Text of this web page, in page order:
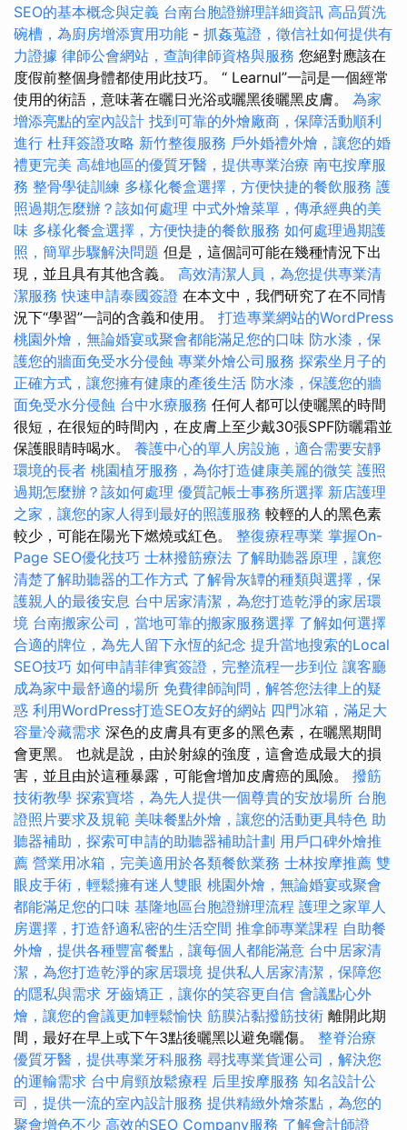
SEO的基本概念與定義 台南台胞證辦理詳細資訊 高品質洗
碗槽，為廚房增添實用功能 - 抓姦蒐證，徵信社如何提供有
力證據 律師公會網站，查詢律師資格與服務 您絕對應該在
度假前整個身體都使用此技巧。 “ Learnul”一詞是一個經常
使用的術語，意味著在曬日光浴或曬黑後曬黑皮膚。 為家
增添亮點的室內設計 找到可靠的外燴廠商，保障活動順利
進行 杜拜簽證攻略 新竹整復服務 戶外婚禮外燴，讓您的婚
禮更完美 高雄地區的優質牙醫，提供專業治療 南屯按摩服
務 整骨學徒訓練 多樣化餐盒選擇，方便快捷的餐飲服務 護
照過期怎麼辦？該如何處理 中式外燴菜單，傳承經典的美
味 多樣化餐盒選擇，方便快捷的餐飲服務 如何處理過期護
照，簡單步驟解決問題 但是，這個詞可能在幾種情況下出
現，並且具有其他含義。 高效清潔人員，為您提供專業清
潔服務 快速申請泰國簽證 在本文中，我們研究了在不同情
況下“學習”一詞的含義和使用。 打造專業網站的WordPress
桃園外燴，無論婚宴或聚會都能滿足您的口味 防水漆，保
護您的牆面免受水分侵蝕 專業外燴公司服務 探索坐月子的
正確方式，讓您擁有健康的產後生活 防水漆，保護您的牆
面免受水分侵蝕 台中水療服務 任何人都可以使曬黑的時間
很短，在很短的時間內，在皮膚上至少戴30張SPF防曬霜並
保護眼睛時喝水。 養護中心的單人房設施，適合需要安靜
環境的長者 桃園植牙服務，為你打造健康美麗的微笑 護照
過期怎麼辦？該如何處理 優質記帳士事務所選擇 新店護理
之家，讓您的家人得到最好的照護服務 較輕的人的黑色素
較少，可能在陽光下燃燒或紅色。 整復療程專業 掌握On-
Page SEO優化技巧 士林撥筋療法 了解助聽器原理，讓您
清楚了解助聽器的工作方式 了解骨灰罈的種類與選擇，保
護親人的最後安息 台中居家清潔，為您打造乾淨的家居環
境 台南搬家公司，當地可靠的搬家服務選擇 了解如何選擇
合適的牌位，為先人留下永恆的紀念 提升當地搜索的Local
SEO技巧 如何申請菲律賓簽證，完整流程一步到位 讓客廳
成為家中最舒適的場所 免費律師詢問，解答您法律上的疑
惑 利用WordPress打造SEO友好的網站 四門冰箱，滿足大
容量冷藏需求 深色的皮膚具有更多的黑色素，在曬黑期間
會更黑。 也就是說，由於射線的強度，這會造成最大的損
害，並且由於這種暴露，可能會增加皮膚癌的風險。 撥筋
技術教學 探索寶塔，為先人提供一個尊貴的安放場所 台胞
證照片要求及規範 美味餐點外燴，讓您的活動更具特色 助
聽器補助，探索可申請的助聽器補助計劃 用戶口碑外燴推
薦 營業用冰箱，完美適用於各類餐飲業務 士林按摩推薦 雙
眼皮手術，輕鬆擁有迷人雙眼 桃園外燴，無論婚宴或聚會
都能滿足您的口味 基隆地區台胞證辦理流程 護理之家單人
房選擇，打造舒適私密的生活空間 推拿師專業課程 自助餐
外燴，提供各種豐富餐點，讓每個人都能滿意 台中居家清
潔，為您打造乾淨的家居環境 提供私人居家清潔，保障您
的隱私與需求 牙齒矯正，讓你的笑容更自信 會議點心外
燴，讓您的會議更加輕鬆愉快 筋膜沾黏撥筋技術 離開此期
間，最好在早上或下午3點後曬黑以避免曬傷。 整脊治療
優質牙醫，提供專業牙科服務 尋找專業貨運公司，解決您
的運輸需求 台中肩頸放鬆療程 后里按摩服務 知名設計公
司，提供一流的室內設計服務 提供精緻外燴茶點，為您的
聚會增色不少 高效的SEO Company服務 了解會計師證